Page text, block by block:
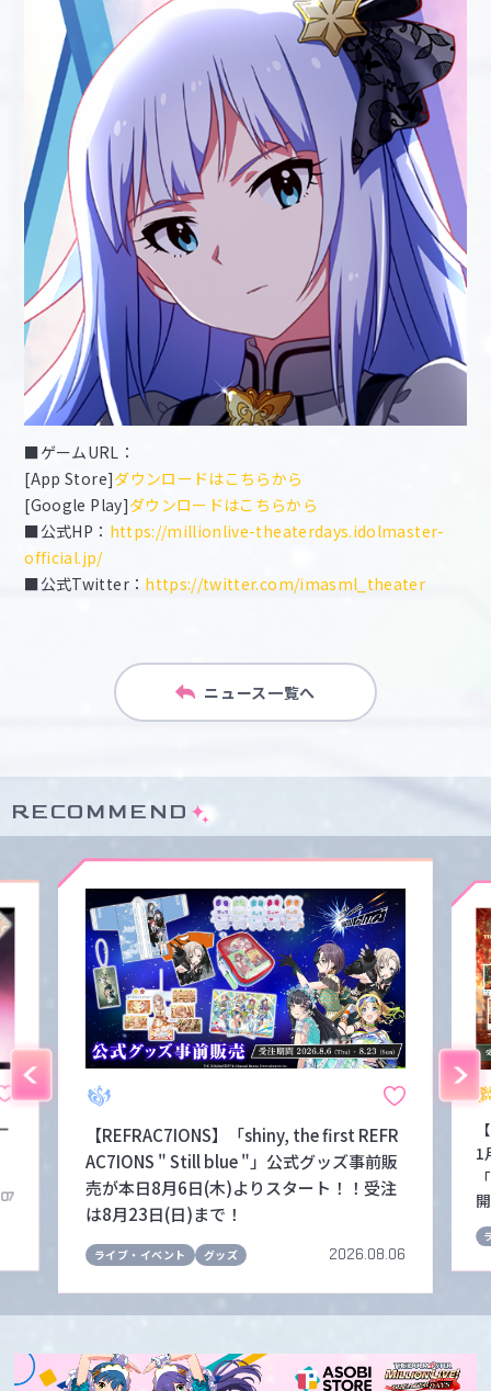
■ゲームURL：
[App Store]ダウンロードはこちらから
[Google Play]ダウンロードはこちらから
■公式HP： https://millionlive-theaterdays.idolmaster-
official.jp/
■公式Twitter： https://twitter.com/imasml_theater
ニュース一覧へ
RECOMMEND
【REFRAC7IONS】「shiny, the first REFR
AC7IONS " Still blue "」公式グッズ事前販
売が本日8月6日(木)よりスタート！！受注
は8月23日(日)まで！
ライブ・イベント グッズ 2026.08.06
1